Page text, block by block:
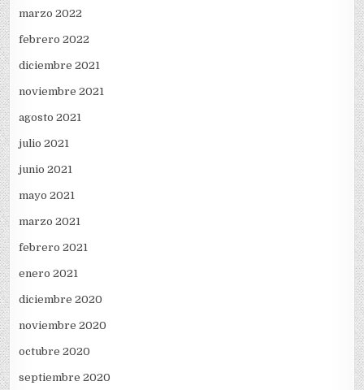
marzo 2022
febrero 2022
diciembre 2021
noviembre 2021
agosto 2021
julio 2021
junio 2021
mayo 2021
marzo 2021
febrero 2021
enero 2021
diciembre 2020
noviembre 2020
octubre 2020
septiembre 2020